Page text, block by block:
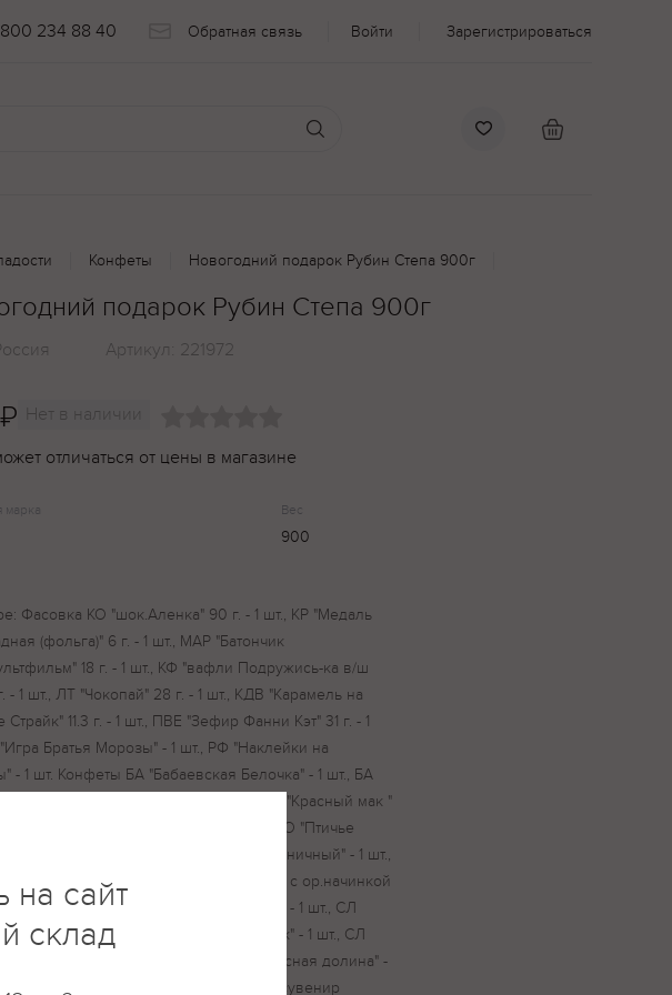
234 88 40 Обратная связь Войти Зарегистрироваться
Конфеты Новогодний подарок Рубин Степа 900г
подарок Рубин Степа 900г
Артикул: 221972
₽ Нет в наличии
отличаться от цены в магазине
марка Вес
900
Фасовка КО "шок.Аленка" 90 г. - 1 шт., КР "Медаль
(фольга)" 6 г. - 1 шт., МАР "Батончик
18 г. - 1 шт., КФ "вафли Подружись-ка в/ш
- 1 шт., ЛТ "Чокопай" 28 г. - 1 шт., КДВ "Карамель на
Страйк" 11.3 г. - 1 шт., ПВЕ "Зефир Фанни Кэт" 31 г. - 1
Братья Морозы" - 1 шт., РФ "Наклейки на
- 1 шт. Конфеты БА "Бабаевская Белочка" - 1 шт., БА
роща " - 1 шт., КО "Аленка " - 1 шт., КО "Красный мак "
КО "Петушок золотой гребешок" - 1 шт., КО "Птичье
- 1 шт., КО "Трюфели вкус имбирно-пряничный" - 1 шт.,
сов" - 1 шт., РФ "Мишка косолапый с ор.начинкой
- 1шт., СЛ "Сласть нуга с карамелью" - 1 шт., СЛ
" - 1 шт., СЛ "Детский сувенир ф/пак" - 1 шт., СЛ
трюфельный Монако" - 1 шт., СЛ "Ананасная долина" -
"Египетские ночи " - 1 шт., СЛ "Детский сувенир
на сайт
склад